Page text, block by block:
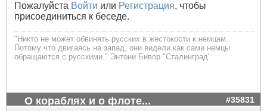
Пожалуйста Войти или Регистрация, чтобы
присоединиться к беседе.
"Никто не может обвинять русских в жестокости к немцам.
Потому что двигаясь на запад, они видели как сами немцы
обращаются с русскими." Энтони Бивор "Сталинград"
О кораблях и о флоте... #35831